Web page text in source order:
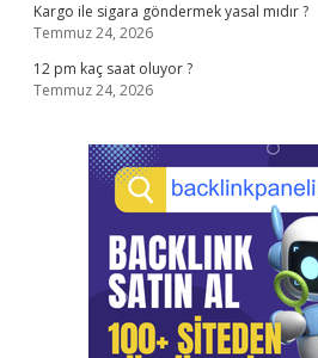
Kargo ile sigara göndermek yasal mıdır ?
Temmuz 24, 2026
12 pm kaç saat oluyor ?
Temmuz 24, 2026